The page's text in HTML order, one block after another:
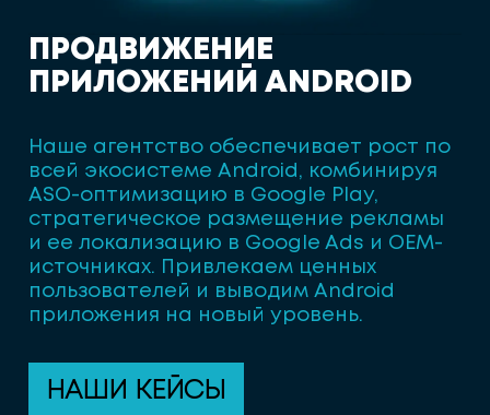
П РОДВИ Ж Е Н И Е
П РИ Л ОЖ Е Н И Й AN D ROI D
Наше агентство обеспечивает рост по
всей экосистеме Android, комбинируя
ASO-оптимизацию в Google Play,
стратегическое размещение рекламы
и ее локализацию в Google Ads и OEM-
источниках. Привлекаем ценных
пользователей и выводим Android
приложения на новый уровень.
НАШИ КЕЙСЫ